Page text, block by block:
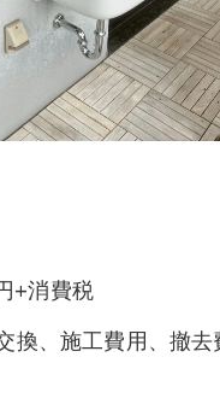
+消費税
換、施工費用、撤